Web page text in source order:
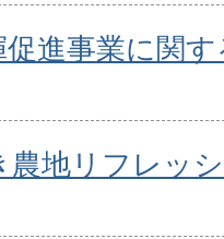
進事業に関
農地リフレッ